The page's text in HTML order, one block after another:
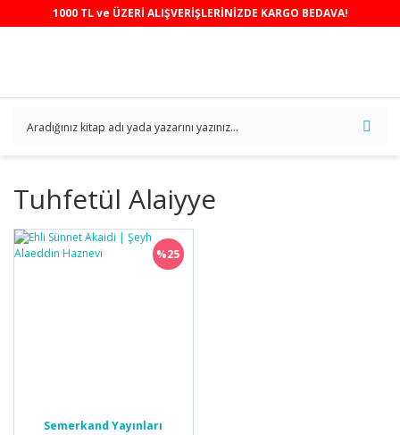
1000 TL ve ÜZERİ ALIŞVERİŞLERİNİZDE KARGO BEDAVA!
Tuhfetül Alaiyye
%25
Semerkand Yayınları